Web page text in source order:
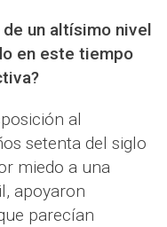
un altísimo nivel
en este tiempo
al
setenta del siglo
miedo a una
apoyaron
parecían